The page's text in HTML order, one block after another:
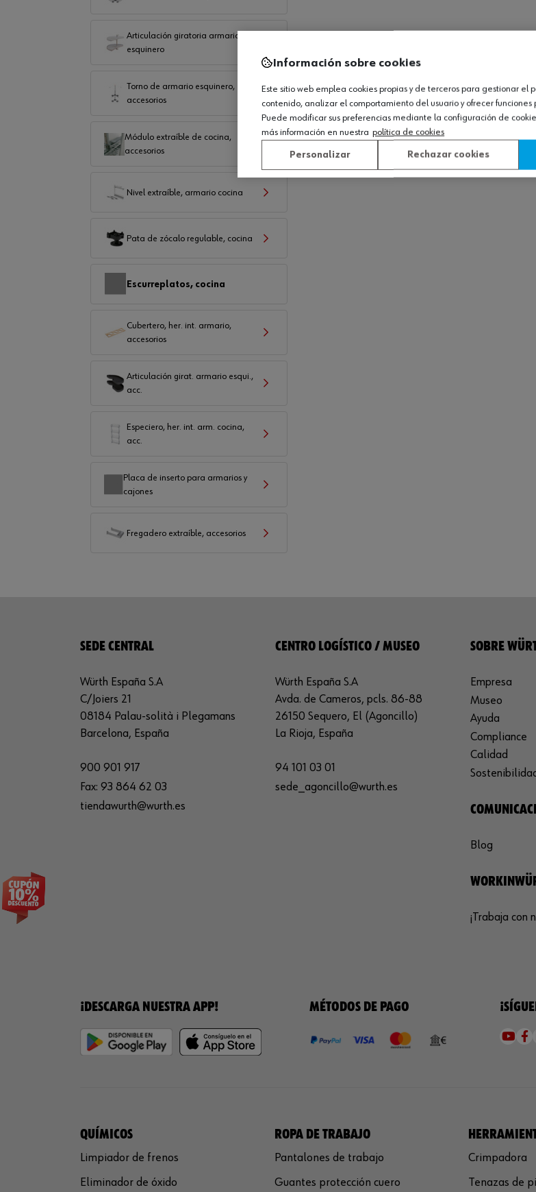
Articulación giratoria armario
esquinero
Torno de armario esquinero,
accesorios
Módulo extraíble de cocina,
accesorios
Nivel extraíble, armario cocina
Pata de zócalo regulable, cocina
Escurreplatos, cocina
Cubertero, her. int. armario,
accesorios
Articulación girat. armario esqui.,
acc.
Especiero, her. int. arm. cocina,
acc.
Placa de inserto para armarios y
cajones
Fregadero extraíble, accesorios
SEDE CENTRAL
Würth España S.A
C/Joiers 21
08184 Palau-solità i Plegamans
Barcelona, España
900 901 917
Fax: 93 864 62 03
tiendawurth@wurth.es
CENTRO LOGÍSTICO / MUSEO
Würth España S.A
Avda. de Cameros, pcls. 86-88
26150 Sequero, El (Agoncillo)
La Rioja, España
94 101 03 01
sede_agoncillo@wurth.es
SOBRE
Empresa
Museo
Ayuda
Compliance
Calidad
Blog
¡Trabaja con
¡DESCARGA NUESTRA APP! MÉTODOS DE PAGO
QUÍMICOS
Limpiador de frenos
Eliminador de óxido
ROPA DE TRABAJO
Pantalones de trabajo
Guantes protección cuero
Crimpadora
Tenazas de
Información sobre cookies
Este sitio web emplea cookies propias y de terceros para gestionar el
contenido, analizar el comportamiento del usuario y ofrecer funciones
Puede modificar sus preferencias mediante la configuración de
más información en nuestra política de cookies
Personalizar Rechazar cookies